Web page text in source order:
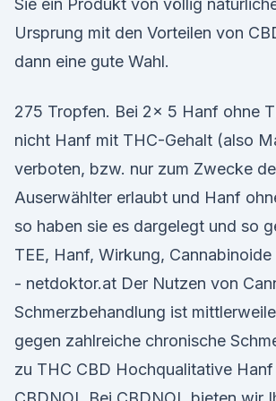
Sie ein Produkt von völlig
Ursprung mit den Vorteilen von
dann eine gute Wahl.
275 Tropfen. Bei 2x 5 Hanf ohne
nicht Hanf mit THC-Gehalt (also
verboten, bzw. nur zum Zwecke
Auserwählter erlaubt und Hanf
so haben sie es dargelegt und so
TEE, Hanf, Wirkung,
- netdoktor.at Der Nutzen von
Schmerzbehandlung ist
gegen zahlreiche chronische
zu THC CBD Hochqualitative